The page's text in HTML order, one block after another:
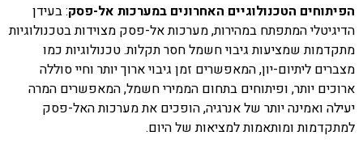
הפיתוחים הטכנולוגיים האחרונים במערכות אל-פסק: בעידן
הדיגיטלי המתפתח במהירות, מערכות אל-פסק מצוידות בטכנולוגיות
מתקדמות שמציעות גיבוי חשמל חסר תקלות. טכנולוגיות כמו
מצברים ליתיום-יון, המאפשרים זמן גיבוי ארוך יותר וחיי סוללה
ארוכים יותר, ופיתוחים בתחום הממירי חשמל, המאפשרים המרה
יעילה ואמינה יותר של אנרגיה, הופכים את מערכות האל-פסק
למתקדמות ומותאמות למציאות של היום.